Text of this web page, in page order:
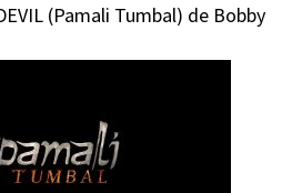
(Pamali Tumbal) de Bobby